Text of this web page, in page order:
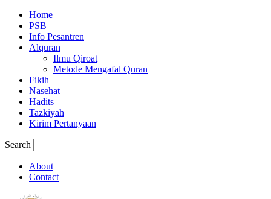
Home
PSB
Info Pesantren
Alquran
Ilmu Qiroat
Metode Mengafal Quran
Fikih
Nasehat
Hadits
Tazkiyah
Kirim Pertanyaan
Search
About
Contact